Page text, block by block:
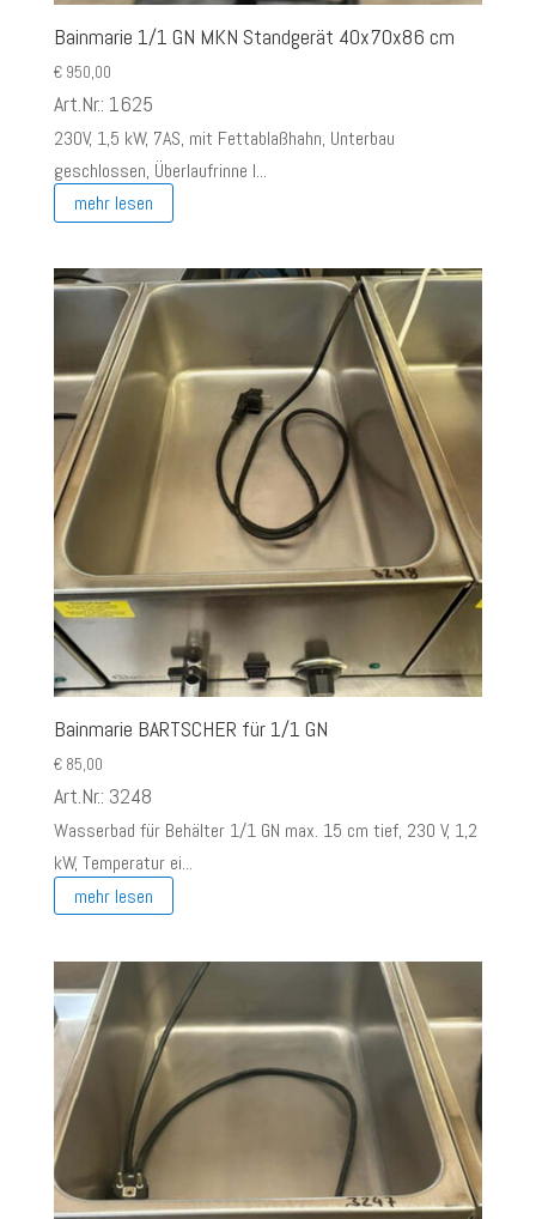
Bainmarie 1/1 GN MKN Standgerät 40x70x86 cm
€950,00
Art.Nr.: 1625
230V, 1,5 kW, 7AS, mit Fettablaßhahn, Unterbau
geschlossen, Überlaufrinne l...
mehr lesen
Bainmarie BARTSCHER für 1/1 GN
€85,00
Art.Nr.: 3248
Wasserbad für Behälter 1/1 GN max. 15 cm tief, 230 V, 1,2
kW, Temperatur ei...
mehr lesen